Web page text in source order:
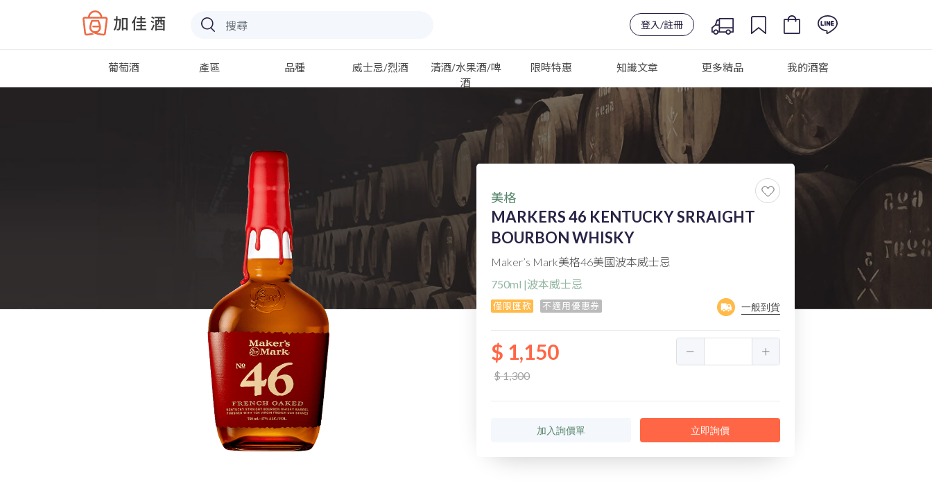
Baccus
登入/註冊
葡萄酒 產區 品種 威士忌/烈酒
清酒/水果酒/啤
酒
限時特惠 知識文章 更多精品 我的酒窖
美格
MARKERS 46 KENTUCKY SRRAIGHT
BOURBON WHISKY
Maker’s Mark美格46美國波本威士忌
750ml |波本威士忌
僅限匯款 不適用優惠券 一般到貨
$ 1,150
$ 1,300
加入詢價單 立即詢價